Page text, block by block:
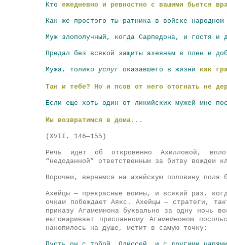
Кто ежедневно и ревностно с вашими бьется
Как же простого ты ратника в войске народном
Муж злополучный, когда Сарпедона, и гостя и
Предал без всякой защиты ахеянам в плен и
Мужа, толико услуг оказавшего в жизни как
Так и тебе? Но и псов от него отогнать не
Если еще хоть один от ликийских мужей мне
Мы возвратимся в дома...
(XVII, 146—155)
Речь идет об откровенно Ахилловой,
“недоданной” ответственным за битву вождем
Впрочем, вернемся на ахейскую половину поля
Ахейцы — прекрасные воины, и всякий раз,
очкам побеждает Аякс. Ахейцы — стратеги,
приказу Агамемнона буквально за одну ночь
выговаривает присланному Агамемноном
накопилось на душе, метит в самую точку: